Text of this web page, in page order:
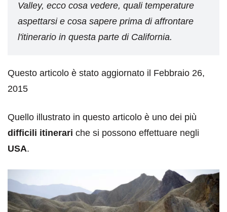
Valley, ecco cosa vedere, quali temperature
aspettarsi e cosa sapere prima di affrontare
l'itinerario in questa parte di California.
Questo articolo è stato aggiornato il Febbraio 26,
2015
Quello illustrato in questo articolo è uno dei più
difficili itinerari che si possono effettuare negli
USA.